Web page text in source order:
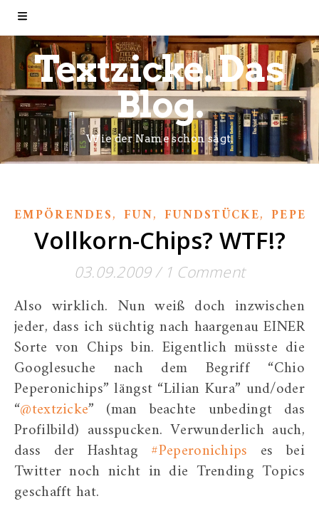
Textzicke. Das
Blog.
Wie der Name schon sagt.
EMPÖRENDES, FUN, FUNDSTÜCKE,
Vollkorn-Chips? WTF!?
03.09.2009/ 1 Comment
Also wirklich. Nun weiß doch inzwischen
jeder, dass ich süchtig nach haargenau EINER
Sorte von Chips bin. Eigentlich müsste die
Googlesuche nach dem Begriff “Chio
Peperonichips” längst “Lilian Kura” und/oder
“@textzicke” (man beachte unbedingt das
Profilbild) ausspucken. Verwunderlich auch,
dass der Hashtag #Peperonichips es bei
Twitter noch nicht in die Trending Topics
geschafft hat.